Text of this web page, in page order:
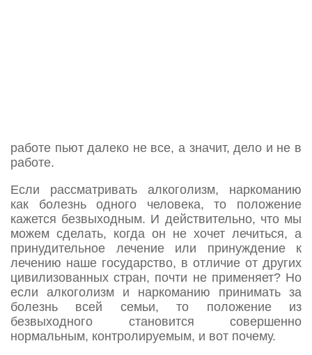
работе пьют далеко не все, а значит, дело и не в
работе.
Если рассматривать алкоголизм, наркоманию
как болезнь одного человека, то положение
кажется безвыходным. И действительно, что мы
можем сделать, когда он не хочет лечиться, а
принудительное лечение или принуждение к
лечению наше государство, в отличие от других
цивилизованных стран, почти не применяет? Но
если алкоголизм и наркоманию принимать за
болезнь всей семьи, то положение из
безвыходного становится совершенно
нормальным, контролируемым, и вот почему.